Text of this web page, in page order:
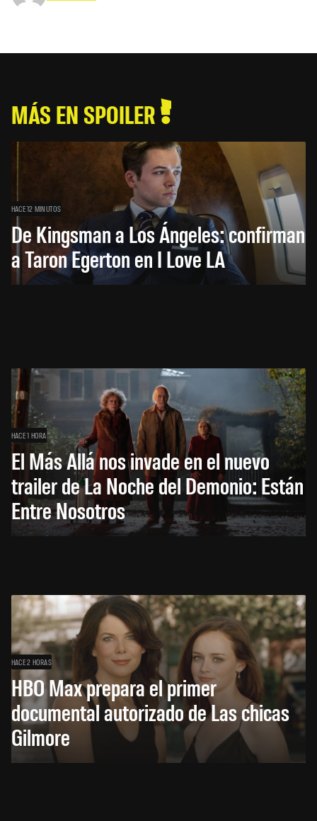
MÁS EN SPOILER
HACE 12 MINUTOS
De Kingsman a Los Ángeles: confirman
a Taron Egerton en I Love LA
HACE 1 HORA
El Más Allá nos invade en el nuevo
trailer de La Noche del Demonio: Están
Entre Nosotros
HACE 2 HORAS
HBO Max prepara el primer
documental autorizado de Las chicas
Gilmore